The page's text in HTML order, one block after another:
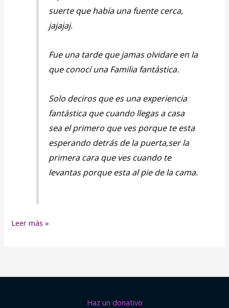
suerte que había una fuente cerca,
jajajaj.
Fue una tarde que jamas olvidare en la
que conocí una Familia fantástica.
Solo deciros que es una experiencia
fantástica que cuando llegas a casa
sea el primero que ves porque te esta
esperando detrás de la puerta,ser la
primera cara que ves cuando te
levantas porque esta al pie de la cama.
Leer más »
Haz un donativo